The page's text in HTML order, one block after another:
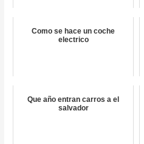
Como se hace un coche
electrico
Que año entran carros a el
salvador